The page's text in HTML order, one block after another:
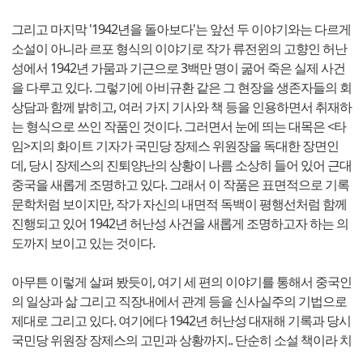
그리고 마지막 '1942년을 돌아보다'는 앞선 두 이야기와는 다르게
소설이 아니라 르포 형식의 이야기로 작가 류전윈의 고향인 허난
성에서 1942년 가뭄과 기근으로 3백만 명이 굶어 죽은 실제 사건
을 다루고 있다. 그렇기에 아비규환 같은 그 현장을 생존자들의 회
상담과 함께 밝히고, 여러 가지 기사와 책 등을 인용하면서 취재하
는 형식으로 쓰인 작품인 것이다. 그러면서 눈에 띄는 대목은 <타
임>지의 화이트 기자가 국민당 장제스 위원장을 독대한 장면인
데, 당시 장제스의 진퇴양난의 상황이 나름 소상히 들어 있어 근대
중국을 새롭게 조명하고 있다. 그래서 이 작품은 표면적으로 기록
문학처럼 보이지만, 작가 자신의 내면적 독백이 평행선처럼 함께
진행되고 있어 1942년 허난성 사건을 새롭게 조명하고자 하는 의
도까지 보이고 있는 것이다.
아무튼 이렇게 살펴 봤듯이, 여기 세 편의 이야기를 통해서 중국인
의 일상과 삶 그리고 직장내에서 관계 등을 신사실주의 기법으로
제대로 그리고 있다. 여기에다 1942년 허난성 대재해 기록과 당시
국민당 위원장 장제스의 고민과 상황까지.. 단순히 소설 책이라 치